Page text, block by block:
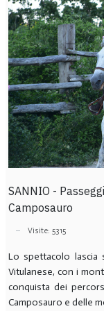
SANNIO -
Camposauro
Visite: 5315
Lo spettacolo lascia
Vitulanese, con i
conquista dei
Camposauro e delle